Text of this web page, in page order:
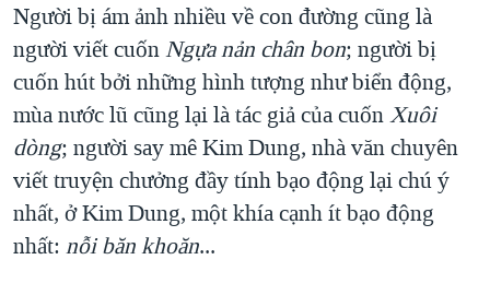
Người bị ám ảnh nhiều về con đường cũng là
người viết cuốnNgựa nản chân bon; người bị
cuốn hút bởi những hình tượng như biển động,
mùa nước lũ cũng lại là tác giả của cuốnXuôi
dòng; người say mê Kim Dung, nhà văn chuyên
viết truyện chưởng đầy tính bạo động lại chú ý
nhất, ở Kim Dung, một khía cạnh ít bạo động
nhất: nỗi băn khoăn...